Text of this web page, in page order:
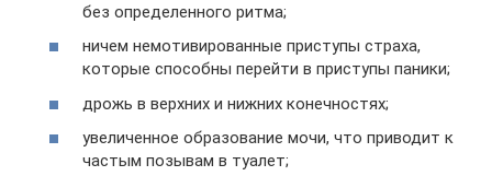
без определенного ритма;
ничем немотивированные приступы страха,
которые способны перейти в приступы паники;
дрожь в верхних и нижних конечностях;
увеличенное образование мочи, что приводит к
частым позывам в туалет;